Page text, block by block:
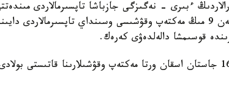
ءبىرى - نەگىزگى جازباشا تاپسىرمالاردى
سايىن شامامەن 9 مىڭ مەكتەپ وقۋشىسى وسىنداي
قوسىمشا دالەلدەۋى كەرەك.